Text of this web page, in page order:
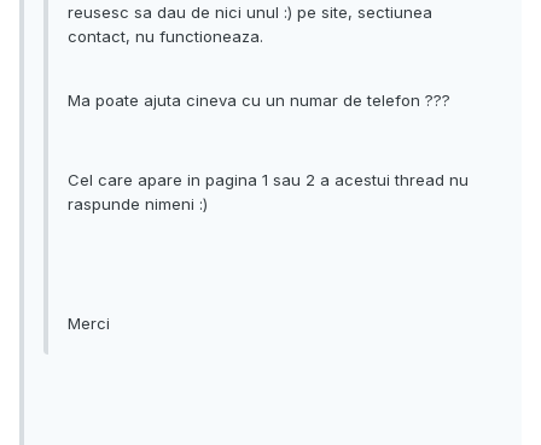
reusesc sa dau de nici unul :) pe site, sectiunea
contact, nu functioneaza.
Ma poate ajuta cineva cu un numar de telefon ???
Cel care apare in pagina 1 sau 2 a acestui thread nu
raspunde nimeni :)
Merci